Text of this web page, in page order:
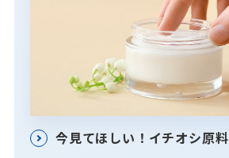
今見てほしい！イチオシ原料